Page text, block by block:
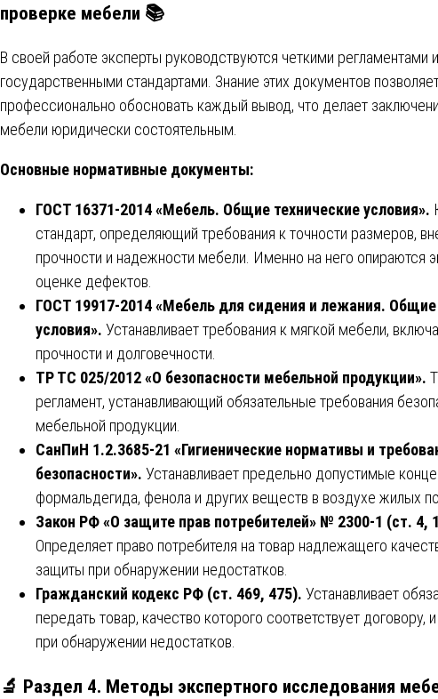
проверке мебели 📚
В своей работе эксперты руководствуются четкими регламентами и
государственными стандартами. Знание этих документов
профессионально обосновать каждый вывод, что делает
мебели юридически состоятельным.
Основные нормативные документы:
ГОСТ 16371-2014 «Мебель. Общие технические условия».
стандарт, определяющий требования к точности размеров,
прочности и надежности мебели. Именно на него опираются
оценке дефектов.
ГОСТ 19917-2014 «Мебель для сидения и лежания. Общие
условия». Устанавливает требования к мягкой мебели,
прочности и долговечности.
ТР ТС 025/2012 «О безопасности мебельной продукции».
регламент, устанавливающий обязательные требования
мебельной продукции.
СанПиН 1.2.3685-21 «Гигиенические нормативы и
безопасности». Устанавливает предельно допустимые
формальдегида, фенола и других веществ в воздухе жилых
Закон РФ «О защите прав потребителей» № 2300-1 (ст. 4,
Определяет право потребителя на товар надлежащего
защиты при обнаружении недостатков.
Гражданский кодекс РФ (ст. 469, 475). Устанавливает
передать товар, качество которого соответствует договору,
при обнаружении недостатков.
🔬 Раздел 4. Методы экспертного исследования